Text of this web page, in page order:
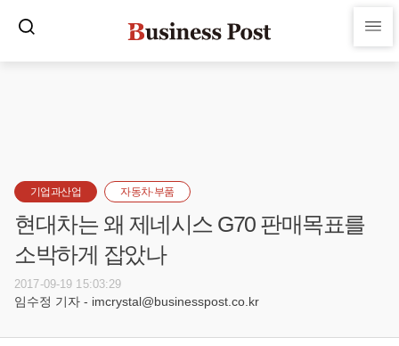
기업과산업 자동차·부품
현대차는 왜 제네시스 G70 판매목표를
소박하게 잡았나
2017-09-19 15:03:29
임수정 기자 - imcrystal@businesspost.co.kr